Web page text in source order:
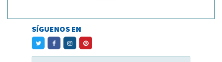
SÍGUENOS EN